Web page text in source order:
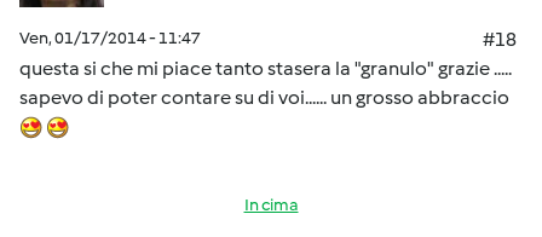
Ven, 01/17/2014 - 11:47
#18
questa si che mi piace tanto stasera la "granulo" grazie .....
sapevo di poter contare su di voi...... un grosso abbraccio
In cima